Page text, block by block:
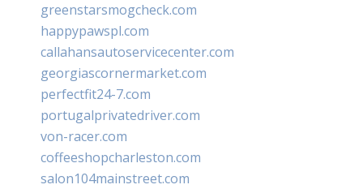
greenstarsmogcheck.com
happypawspl.com
callahansautoservicecenter.com
georgiascornermarket.com
perfectfit24-7.com
portugalprivatedriver.com
von-racer.com
coffeeshopcharleston.com
salon104mainstreet.com